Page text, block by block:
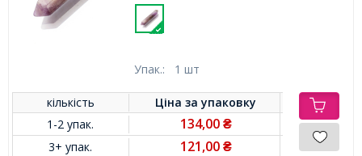
Упак.: 1 шт
кількість Ціна заупаковку
1-2 упак.
134,00 ₴
3+ упак. 121,00 ₴